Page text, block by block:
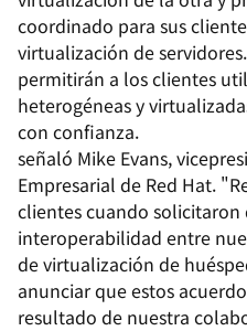
coordinado para sus
virtualización de
permitirán a los clientes
heterogéneas y
con confianza.
señaló Mike Evans,
Empresarial de Red Hat.
clientes cuando solicitaron
interoperabilidad entre
de virtualización de
anunciar que estos
resultado de nuestra